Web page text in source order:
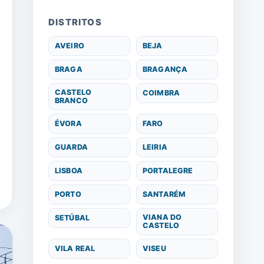
DISTRITOS
AVEIRO BEJA
BRAGA BRAGANÇA
CASTELO
BRANCO
COIMBRA
ÉVORA FARO
GUARDA LEIRIA
LISBOA PORTALEGRE
PORTO SANTARÉM
SETÚBAL
VIANA DO
CASTELO
VILA REAL VISEU